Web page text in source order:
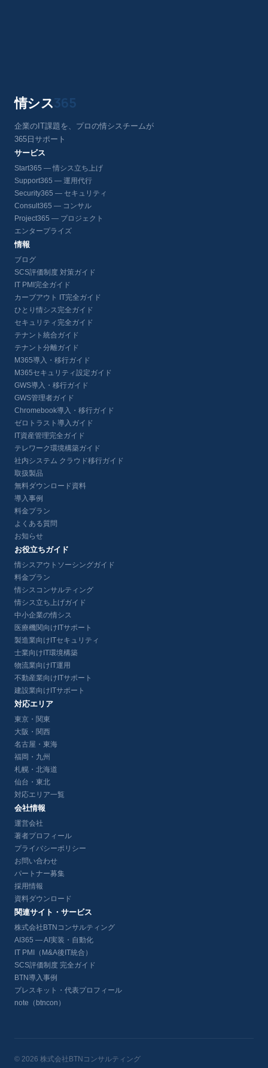
情シス365
企業のIT課題を、プロの情シスチームが
365日サポート
サービス
Start365 — 情シス立ち上げ
Support365 — 運用代行
Security365 — セキュリティ
Consult365 — コンサル
Project365 — プロジェクト
エンタープライズ
情報
ブログ
SCS評価制度 対策ガイド
IT PMI完全ガイド
カーブアウト IT完全ガイド
ひとり情シス完全ガイド
セキュリティ完全ガイド
テナント統合ガイド
テナント分離ガイド
M365導入・移行ガイド
M365セキュリティ設定ガイド
GWS導入・移行ガイド
GWS管理者ガイド
Chromebook導入・移行ガイド
ゼロトラスト導入ガイド
IT資産管理完全ガイド
テレワーク環境構築ガイド
社内システム クラウド移行ガイド
取扱製品
無料ダウンロード資料
導入事例
料金プラン
よくある質問
お知らせ
お役立ちガイド
情シスアウトソーシングガイド
料金プラン
情シスコンサルティング
情シス立ち上げガイド
中小企業の情シス
医療機関向けITサポート
製造業向けITセキュリティ
士業向けIT環境構築
物流業向けIT運用
不動産業向けITサポート
建設業向けITサポート
対応エリア
東京・関東
大阪・関西
名古屋・東海
福岡・九州
札幌・北海道
仙台・東北
対応エリア一覧
会社情報
運営会社
著者プロフィール
プライバシーポリシー
お問い合わせ
パートナー募集
採用情報
資料ダウンロード
関連サイト・サービス
株式会社BTNコンサルティング
AI365 — AI実装・自動化
IT PMI（M&A後IT統合）
SCS評価制度 完全ガイド
BTN導入事例
プレスキット・代表プロフィール
note（btncon）
© 2026 株式会社BTNコンサルティング